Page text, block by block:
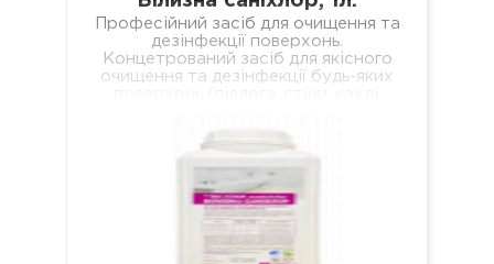
Професійний засіб для очищення та
дезінфекції поверхонь.
Концетрований засіб для якісного
очищення та дезінфекції будь-яких
піддони тощо). Засіб якісно…